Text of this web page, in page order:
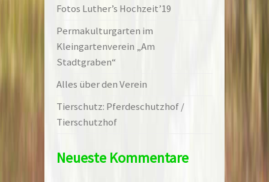
Fotos Luther’s Hochzeit’19
Permakulturgarten im
Kleingartenverein „Am
Stadtgraben“
Alles über den Verein
Tierschutz: Pferdeschutzhof /
Tierschutzhof
Neueste Kommentare